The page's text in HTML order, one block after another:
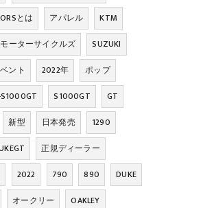
とは
アパレル
KTM
ーターサイクルズ
SUZUKI
ント 2022年
ポップ
S1000GT
GT
新型 日本発売
1290
正規ディーラー
2022 790 890
DUKE
オークリー
OAKLEY